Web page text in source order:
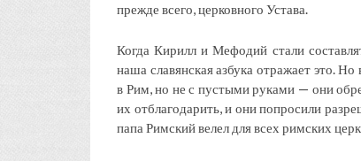
прежде всего, церковного Устава.
Когда Кирилл и Мефодий стали
наша славянская азбука отражает это.
в Рим, но не с пустыми руками — они
их отблагодарить, и они попросили
папа Римский велел для всех римских